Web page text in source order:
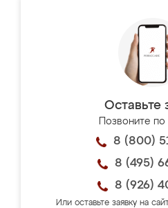
Оставьте
Позвоните
8 (800)
8 (495)
8 (926)
Или оставьте заявку на